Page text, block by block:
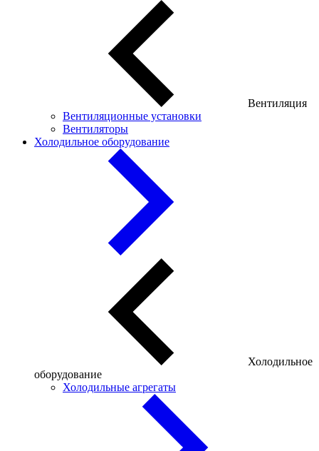
Вентиляция
Вентиляционные установки
Вентиляторы
Холодильное оборудование
Холодильное
оборудование
Холодильные агрегаты